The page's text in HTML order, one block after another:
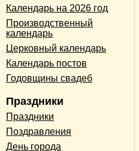
Календарь на 2026 год
Производственный
календарь
Церковный календарь
Календарь постов
Годовщины свадеб
Праздники
Праздники
Поздравления
День города